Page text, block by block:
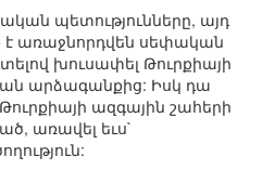
պետությունները, այդ
է առաջնորդվեն սեփական
խուսափել Թուրքիայի
արձագանքից: Իսկ դա
ազգային շահերի
առավել եւս`